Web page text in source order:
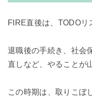
FIRE直後は、TODOリ
退職後の手続き、社会
直しなど、やることが
この時期は、取りこぼ